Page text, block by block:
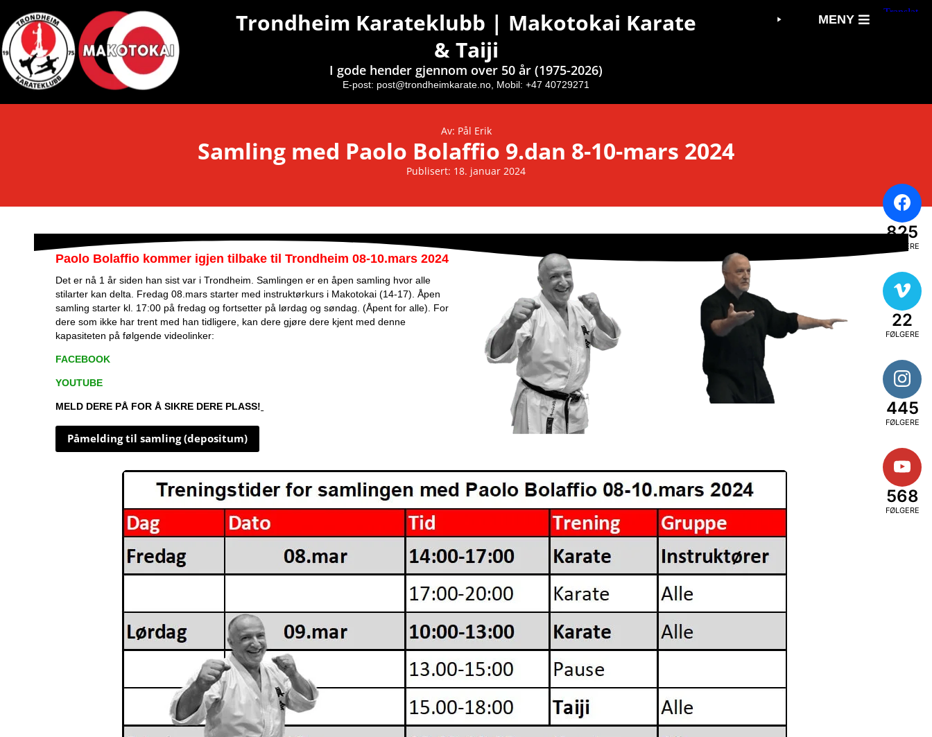
Trondheim Karateklubb | Makotokai Karate
& Taiji
I gode hender gjennom over 50 år (1975-2026)
E-post: post@trondheimkarate.no, Mobil: +47 40729271
MENY
Av: Pål Erik
Samling med Paolo Bolaffio 9.dan 8-10-mars 2024
Publisert: 18. januar 2024
Paolo Bolaffio kommer igjen tilbake til Trondheim 08-10.mars 2024
Det er nå 1 år siden han sist var i Trondheim. Samlingen er en åpen samling hvor alle
stilarter kan delta. Fredag 08.mars starter med instruktørkurs i Makotokai (14-17). Åpen
samling starter kl. 17:00 på fredag og fortsetter på lørdag og søndag. (Åpent for alle). For
dere som ikke har trent med han tidligere, kan dere gjøre dere kjent med denne
kapasiteten på følgende videolinker:
FACEBOOK
YOUTUBE
MELD DERE PÅ FOR Å SIKRE DERE PLASS!
Påmelding til samling (depositum)
825
FØLGERE
22
FØLGERE
445
FØLGERE
568
FØLGERE